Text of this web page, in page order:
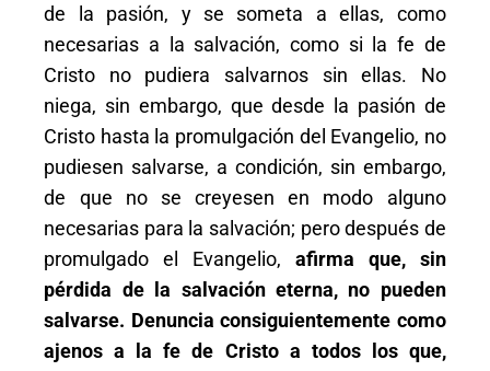
de la pasión, y se someta a ellas, como
necesarias a la salvación, como si la fe de
Cristo no pudiera salvarnos sin ellas. No
niega, sin embargo, que desde la pasión de
Cristo hasta la promulgación del Evangelio, no
pudiesen salvarse, a condición, sin embargo,
de que no se creyesen en modo alguno
necesarias para la salvación; pero después de
promulgado el Evangelio, afirma que, sin
pérdida de la salvación eterna, no pueden
salvarse. Denuncia consiguientemente como
ajenos a la fe de Cristo a todos los que,